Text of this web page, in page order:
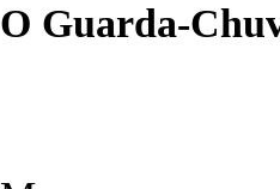
O Guarda-